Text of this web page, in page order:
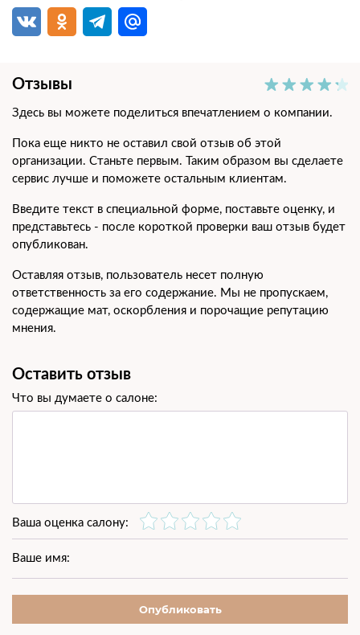
Отзывы
Здесь вы можете поделиться впечатлением о компании.
Пока еще никто не оставил свой отзыв об этой
организации. Станьте первым. Таким образом вы сделаете
сервис лучше и поможете остальным клиентам.
Введите текст в специальной форме, поставьте оценку, и
представьтесь - после короткой проверки ваш отзыв будет
опубликован.
Оставляя отзыв, пользователь несет полную
ответственность за его содержание. Мы не пропускаем,
содержащие мат, оскорбления и порочащие репутацию
мнения.
Оставить отзыв
Что вы думаете о салоне:
Ваша оценка салону:
Ваше имя:
Опубликовать